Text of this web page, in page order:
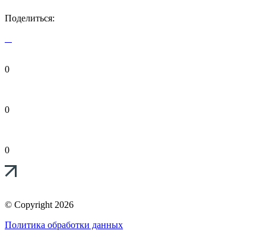
Поделиться:
0
0
0
© Copyright 2026
Политика обработки данных